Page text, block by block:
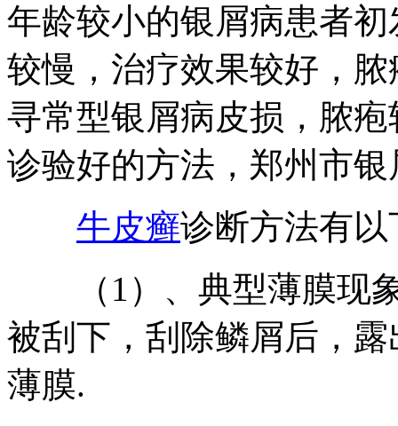
年龄较小的银屑病患者
较慢，治疗效果较好，
寻常型银屑病皮损，脓
诊验好的方法，郑州市
牛皮癣诊断方法有
（1）、典型薄膜现象
被刮下，刮除鳞屑后，
薄膜.